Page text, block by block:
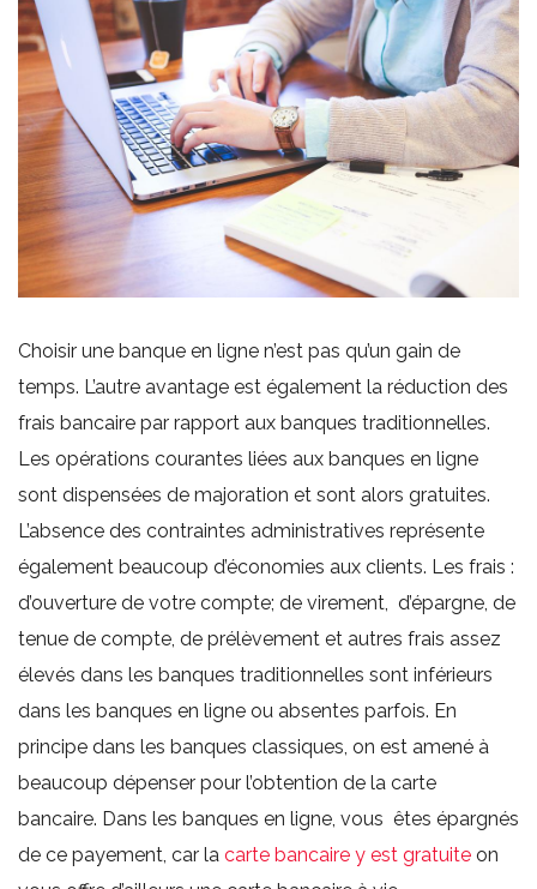
Choisir une banque en ligne n’est pas qu’un gain de
temps. L’autre avantage est également la réduction des
frais bancaire par rapport aux banques traditionnelles.
Les opérations courantes liées aux banques en ligne
sont dispensées de majoration et sont alors gratuites.
L’absence des contraintes administratives représente
également beaucoup d’économies aux clients. Les frais :
d’ouverture de votre compte; de virement, d’épargne, de
tenue de compte, de prélèvement et autres frais assez
élevés dans les banques traditionnelles sont inférieurs
dans les banques en ligne ou absentes parfois. En
principe dans les banques classiques, on est amené à
beaucoup dépenser pour l’obtention de la carte
bancaire. Dans les banques en ligne, vous êtes épargnés
de ce payement, car la carte bancaire y est gratuite on